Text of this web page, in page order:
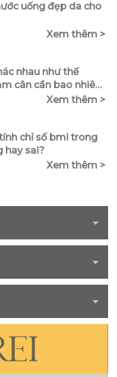
uống đẹp da cho
Xem thêm >
nhau như thế
cân cần bao nhiêu
Xem thêm >
chỉ số bmi trong
hay sai?
Xem thêm >